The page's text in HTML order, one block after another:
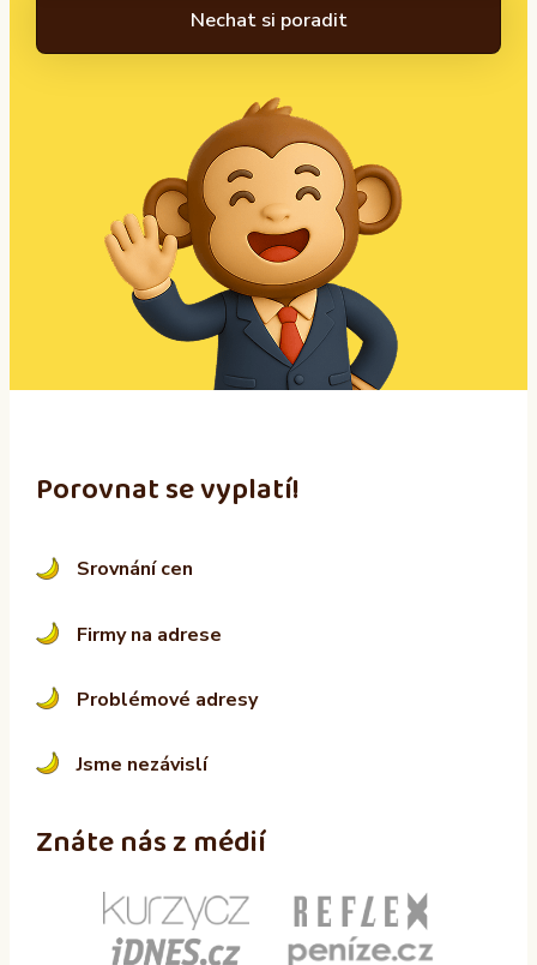
:
Porovnat se vyplatí!
Srovnání cen
Firmy na adrese
Problémové adresy
Jsme nezávislí
Znáte nás z médií